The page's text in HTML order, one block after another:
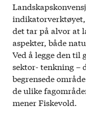
det tar på alvor at
aspekter, både
Ved å legge den til
sektor- tenkning –
begrensede
de ulike
mener Fiskevold.